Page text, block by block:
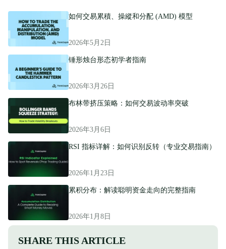
如何交易累積、操縱和分配 (AMD) 模型
2026年5月2日
锤形烛台形态初学者指南
2026年3月26日
布林带挤压策略：如何交易波动率突破
2026年3月6日
RSI 指标详解：如何识别反转（专业交易指南）
2026年1月23日
累积分布：解读聪明资金走向的完整指南
2026年1月8日
SHARE THIS ARTICLE